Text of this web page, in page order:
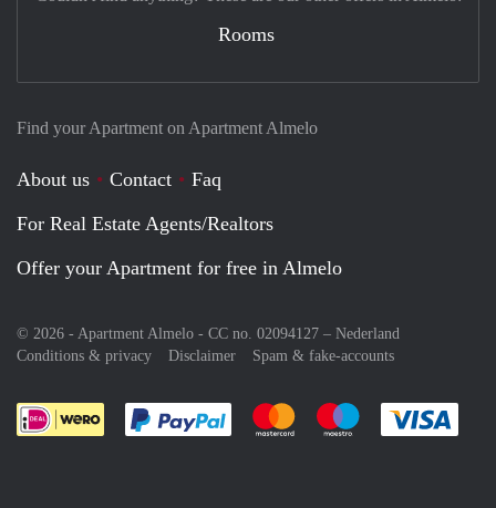
Find your Apartment on Apartment Almelo
About us Contact
Faq
For Real Estate Agents/Realtors
Offer your Apartment for free in Almelo
© 2026 - Apartment Almelo - CC no. 02094127 – Nederland
Conditions & privacy
Disclaimer Spam & fake-accounts
Pay easily with :payment method
Pay easily with :payment
Pay easily with
Rooms